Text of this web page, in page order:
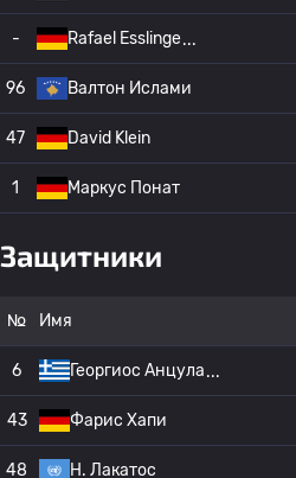
- Rafael Esslinge
96 Валтон Ислами
47 David Klein
1 Маркус Понат
Защитники
№ Имя
6 Георгиос Анцула
43 Фарис Хапи
48 Н. Лакатос